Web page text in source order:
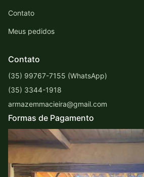
Contato
Meus pedidos
Contato
(35) 99767-7155 (WhatsApp)
(35) 3344-1918
armazemmacieira@gmail.com
Formas de Pagamento